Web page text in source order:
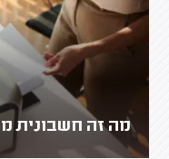
מה זה חשבונית